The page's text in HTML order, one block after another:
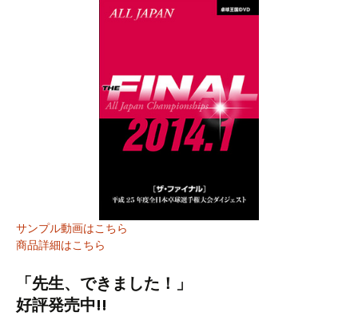
サンプル動画はこちら
商品詳細はこちら
「先生、できました！」
好評発売中!!